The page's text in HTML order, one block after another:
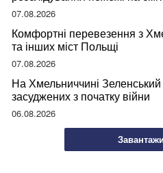
07.08.2026
Комфортні перевезення з
та інших міст Польщі
07.08.2026
На Хмельниччині
засуджених з початку війни
06.08.2026